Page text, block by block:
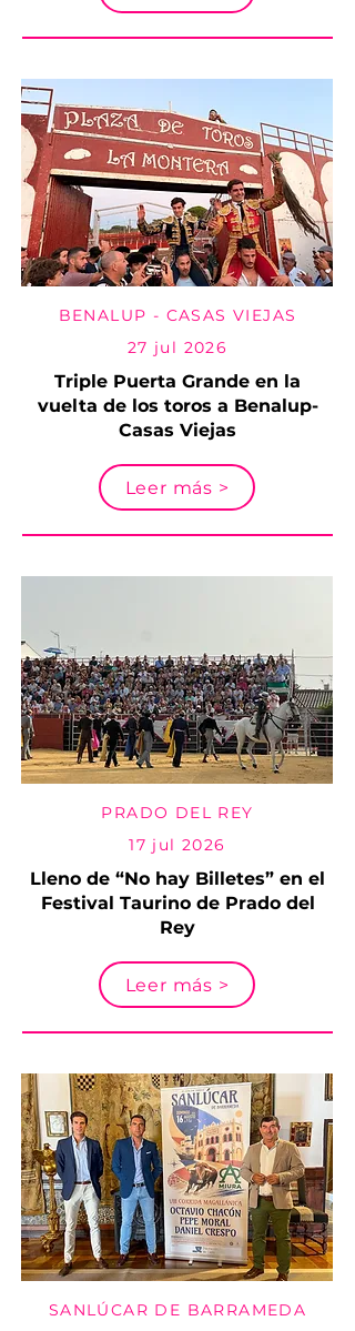
BENALUP - CASAS VIEJAS
27 jul 2026
Triple Puerta Grande en la
vuelta de los toros a Benalup-
Casas Viejas
Leer más >
PRADO DEL REY
17 jul 2026
Lleno de “No hay Billetes” en el
Festival Taurino de Prado del
Rey
Leer más >
SANLÚCAR DE BARRAMEDA